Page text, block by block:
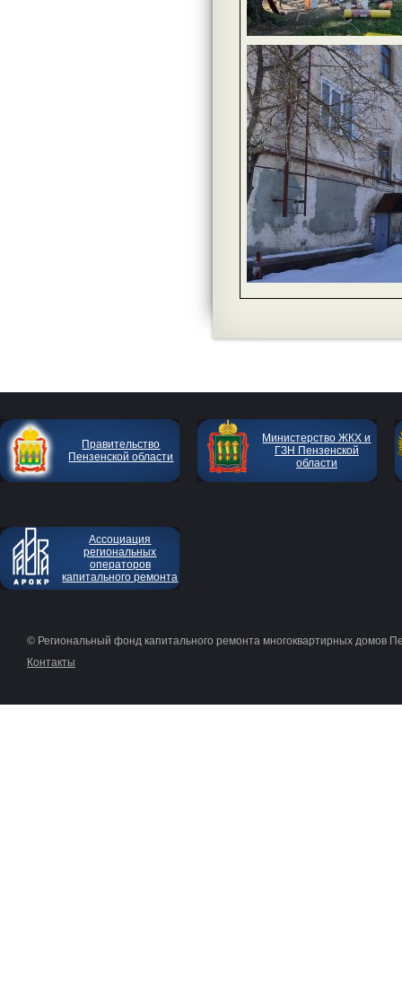
Правительство
Пензенской области
Министерство ЖКХ и
ГЗН Пензенской
области
Ассоциация
региональных
операторов
капитального ремонта
© Региональный фонд капитального ремонта многоквартирных домов
Контакты